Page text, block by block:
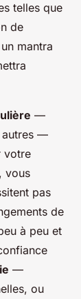
telles que
de
mantra
—
autres —
votre
, vous
pas
de
à peu et
—
ou